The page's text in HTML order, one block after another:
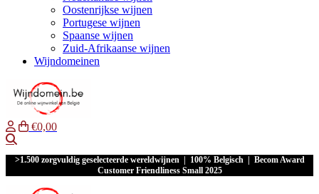
Oostenrijkse wijnen
Portugese wijnen
Spaanse wijnen
Zuid-Afrikaanse wijnen
Wijndomeinen
€0,00
>1.500 zorgvuldig geselecteerde wereldwijnen | 100% Belgisch | Becom Award
Customer Friendliness Small 2025